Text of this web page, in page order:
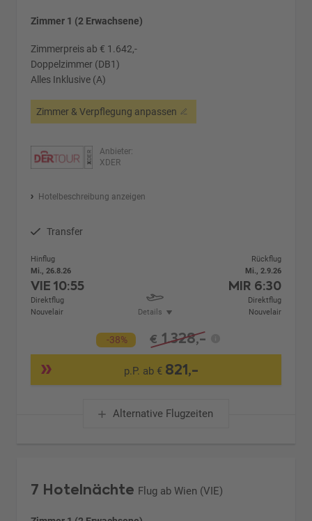
Zimmer 1 (2 Erwachsene)
Zimmerpreis ab € 1.642,-
Doppelzimmer (DB1)
Alles Inklusive (A)
Zimmer & Verpflegung anpassen
Anbieter:
XDER
Hotelbeschreibung anzeigen
Transfer
Hinflug
Mi., 26.8.26
VIE10:55
Direktflug
Nouvelair
Details
Rückflug
Mi., 2.9.26
MIR 6:30
Direktflug
Nouvelair
-38% € 1.328,-
p.P. ab € 821,-
Alternative Flugzeiten
7 Hotelnächte Flug ab Wien (VIE)